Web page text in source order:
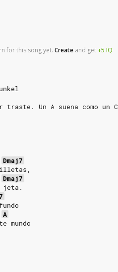
for this song yet. Create and get+5 IQ
Un A suena como un C
Dmaj7
Dmaj7
jeta.
A
mundo